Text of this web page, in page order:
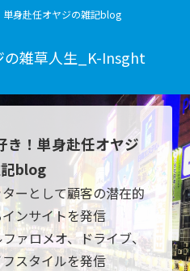
単身赴任オヤジの雑記blog
の雑草人生_K-Insght
き！単身赴任オヤジ
blog
ーとして顧客の潜在的
ンサイトを発信
ァロメオ、ドライブ、
スタイルを発信